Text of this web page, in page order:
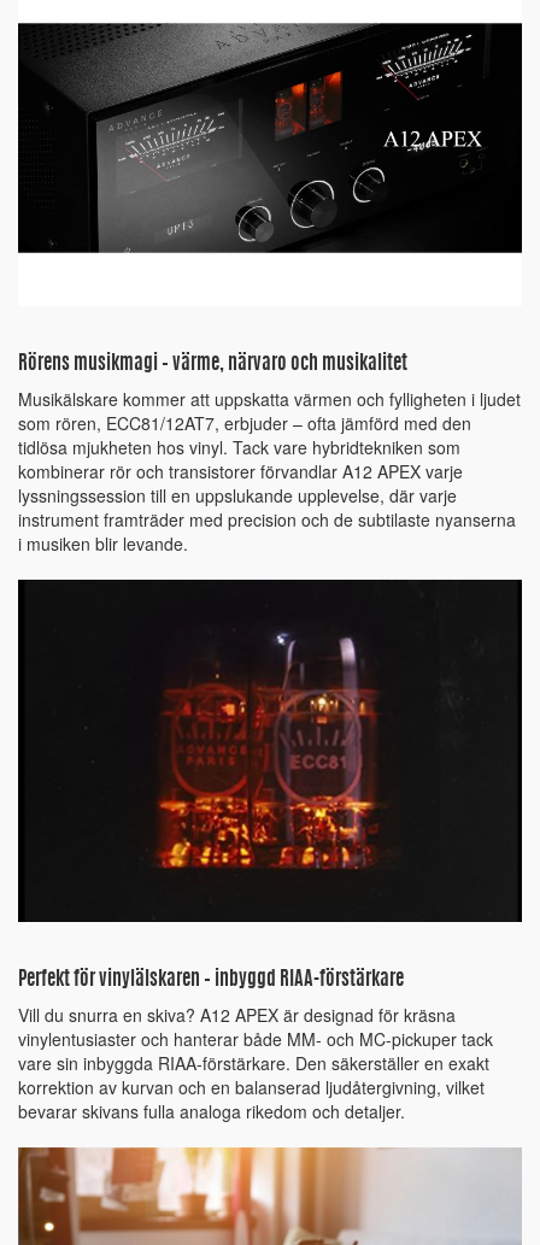
Rörens musikmagi – värme, närvaro och musikalitet
Musikälskare kommer att uppskatta värmen och fylligheten i ljudet
som rören, ECC81/12AT7, erbjuder – ofta jämförd med den
tidlösa mjukheten hos vinyl. Tack vare hybridtekniken som
kombinerar rör och transistorer förvandlar A12 APEX varje
lyssningssession till en uppslukande upplevelse, där varje
instrument framträder med precision och de subtilaste nyanserna
i musiken blir levande.
Perfekt för vinylälskaren – inbyggd RIAA-förstärkare
Vill du snurra en skiva? A12 APEX är designad för kräsna
vinylentusiaster och hanterar både MM- och MC-pickuper tack
vare sin inbyggda RIAA-förstärkare. Den säkerställer en exakt
korrektion av kurvan och en balanserad ljudåtergivning, vilket
bevarar skivans fulla analoga rikedom och detaljer.